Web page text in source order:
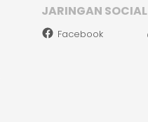
JARINGAN SOCIAL
Facebook